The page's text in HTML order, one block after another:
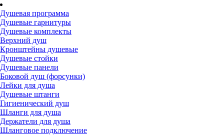
Душевая программа
Душевые гарнитуры
Душевые комплекты
Верхний душ
Кронштейны душевые
Душевые стойки
Душевые панели
Боковой душ (форсунки)
Лейки для душа
Душевые штанги
Гигиенический душ
Шланги для душа
Держатели для душа
Шланговое подключение